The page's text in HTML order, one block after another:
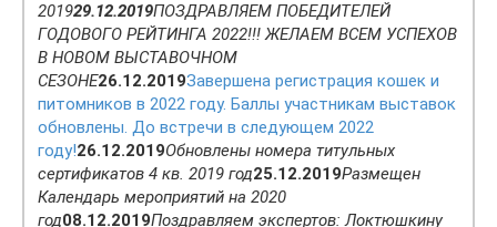
201929.12.2019ПОЗДРАВЛЯЕМ ПОБЕДИТЕЛЕЙ
ГОДОВОГО РЕЙТИНГА 2022!!! ЖЕЛАЕМ ВСЕМ УСПЕХОВ
В НОВОМ ВЫСТАВОЧНОМ
СЕЗОНЕ26.12.2019Завершена регистрация кошек и
питомников в 2022 году. Баллы участникам выставок
обновлены. До встречи в следующем 2022
году!26.12.2019Обновлены номера титульных
сертификатов 4 кв. 2019 год25.12.2019Размещен
Календарь мероприятий на 2020
год08.12.2019Поздравляем экспертов: Локтюшкину